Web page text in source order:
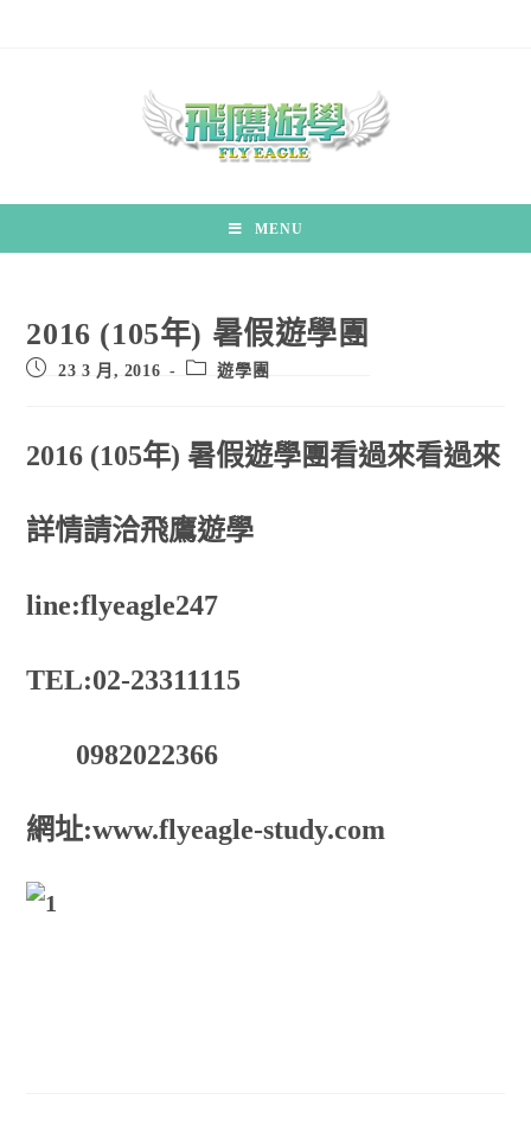
MENU
2016 (105年) 暑假遊學團
23 3 月, 2016 遊學團
2016 (105年) 暑假遊學團看過來看過來
詳情請洽飛鷹遊學
line:flyeagle247
TEL:02-23311115
0982022366
網址:www.flyeagle-study.com